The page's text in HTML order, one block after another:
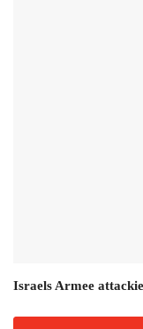
Israels Armee